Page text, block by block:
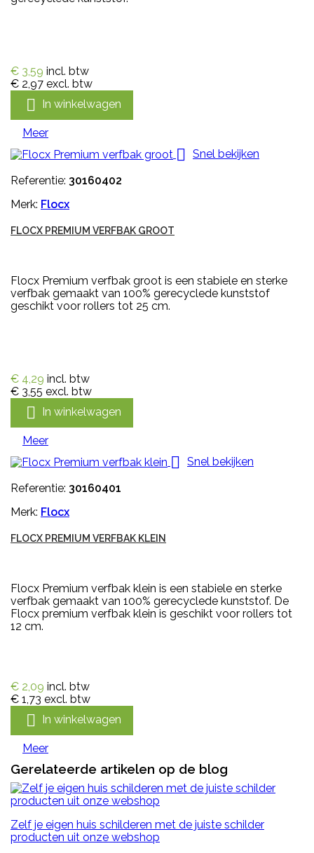
€ 3,59 incl. btw
€ 2,97 excl. btw
 In winkelwagen
Meer
 Snel bekijken
Referentie: 30160402
Merk: Flocx
FLOCX PREMIUM VERFBAK GROOT
Flocx Premium verfbak groot is een stabiele en sterke
verfbak gemaakt van 100% gerecyclede kunststof
geschikt voor rollers tot 25 cm.
€ 4,29 incl. btw
€ 3,55 excl. btw
 In winkelwagen
Meer
 Snel bekijken
Referentie: 30160401
Merk: Flocx
FLOCX PREMIUM VERFBAK KLEIN
Flocx Premium verfbak klein is een stabiele en sterke
verfbak gemaakt van 100% gerecyclede kunststof. De
Flocx premium verfbak klein is geschikt voor rollers tot
12 cm.
€ 2,09 incl. btw
€ 1,73 excl. btw
 In winkelwagen
Meer
Gerelateerde artikelen op de blog
Zelf je eigen huis schilderen met de juiste schilder
producten uit onze webshop